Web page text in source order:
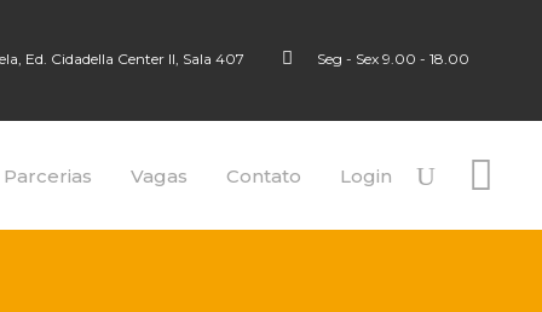
Ed. Cidadella Center II, Sala 407 Seg - Sex 9.00 - 18.00
Vagas Contato Login